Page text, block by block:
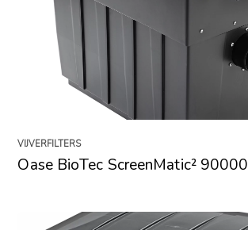
VIJVERFILTERS
Oase BioTec ScreenMatic² 90000